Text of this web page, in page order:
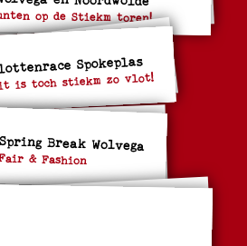
op de Stiekm toren!
Spokeplas
is toch stiekm zo vlot!
Spring Break Wolvega
& Fashion